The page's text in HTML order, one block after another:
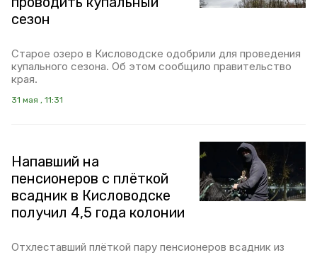
сезон
Старое озеро в Кисловодске одобрили для проведения
купального сезона. Об этом сообщило правительство
края.
31 мая , 11:31
Напавший на
пенсионеров с плёткой
всадник в Кисловодске
получил 4,5 года колонии
Отхлеставший плёткой пару пенсионеров всадник из